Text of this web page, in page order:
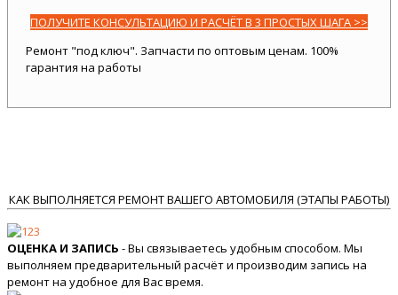
ПОЛУЧИТЕ КОНСУЛЬТАЦИЮ И РАСЧЁТ В 3 ПРОСТЫХ ШАГА >>
Ремонт "под ключ". Запчасти по оптовым ценам. 100%
гарантия на работы
КАК ВЫПОЛНЯЕТСЯ РЕМОНТ ВАШЕГО АВТОМОБИЛЯ (ЭТАПЫ РАБОТЫ)
ОЦЕНКА И ЗАПИСЬ - Вы связываетесь удобным способом. Мы
выполняем предварительный расчёт и производим запись на
ремонт на удобное для Вас время.